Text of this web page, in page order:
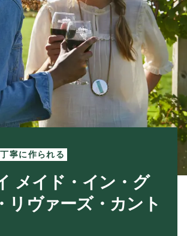
メイド・イン・グ
リヴァーズ・カント
寧に作られる